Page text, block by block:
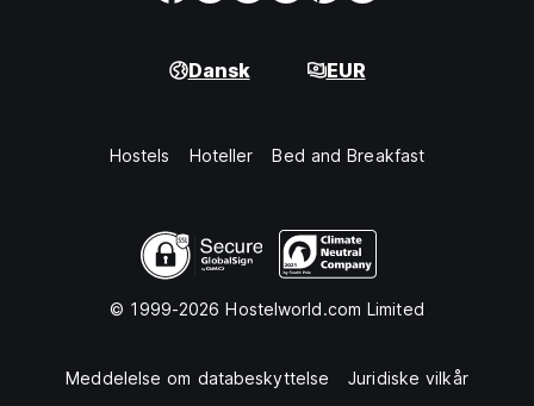
Dansk EUR
Hostels Hoteller Bed and Breakfast
© 1999-2026 Hostelworld.com Limited
Meddelelse om databeskyttelse Juridiske vilkår